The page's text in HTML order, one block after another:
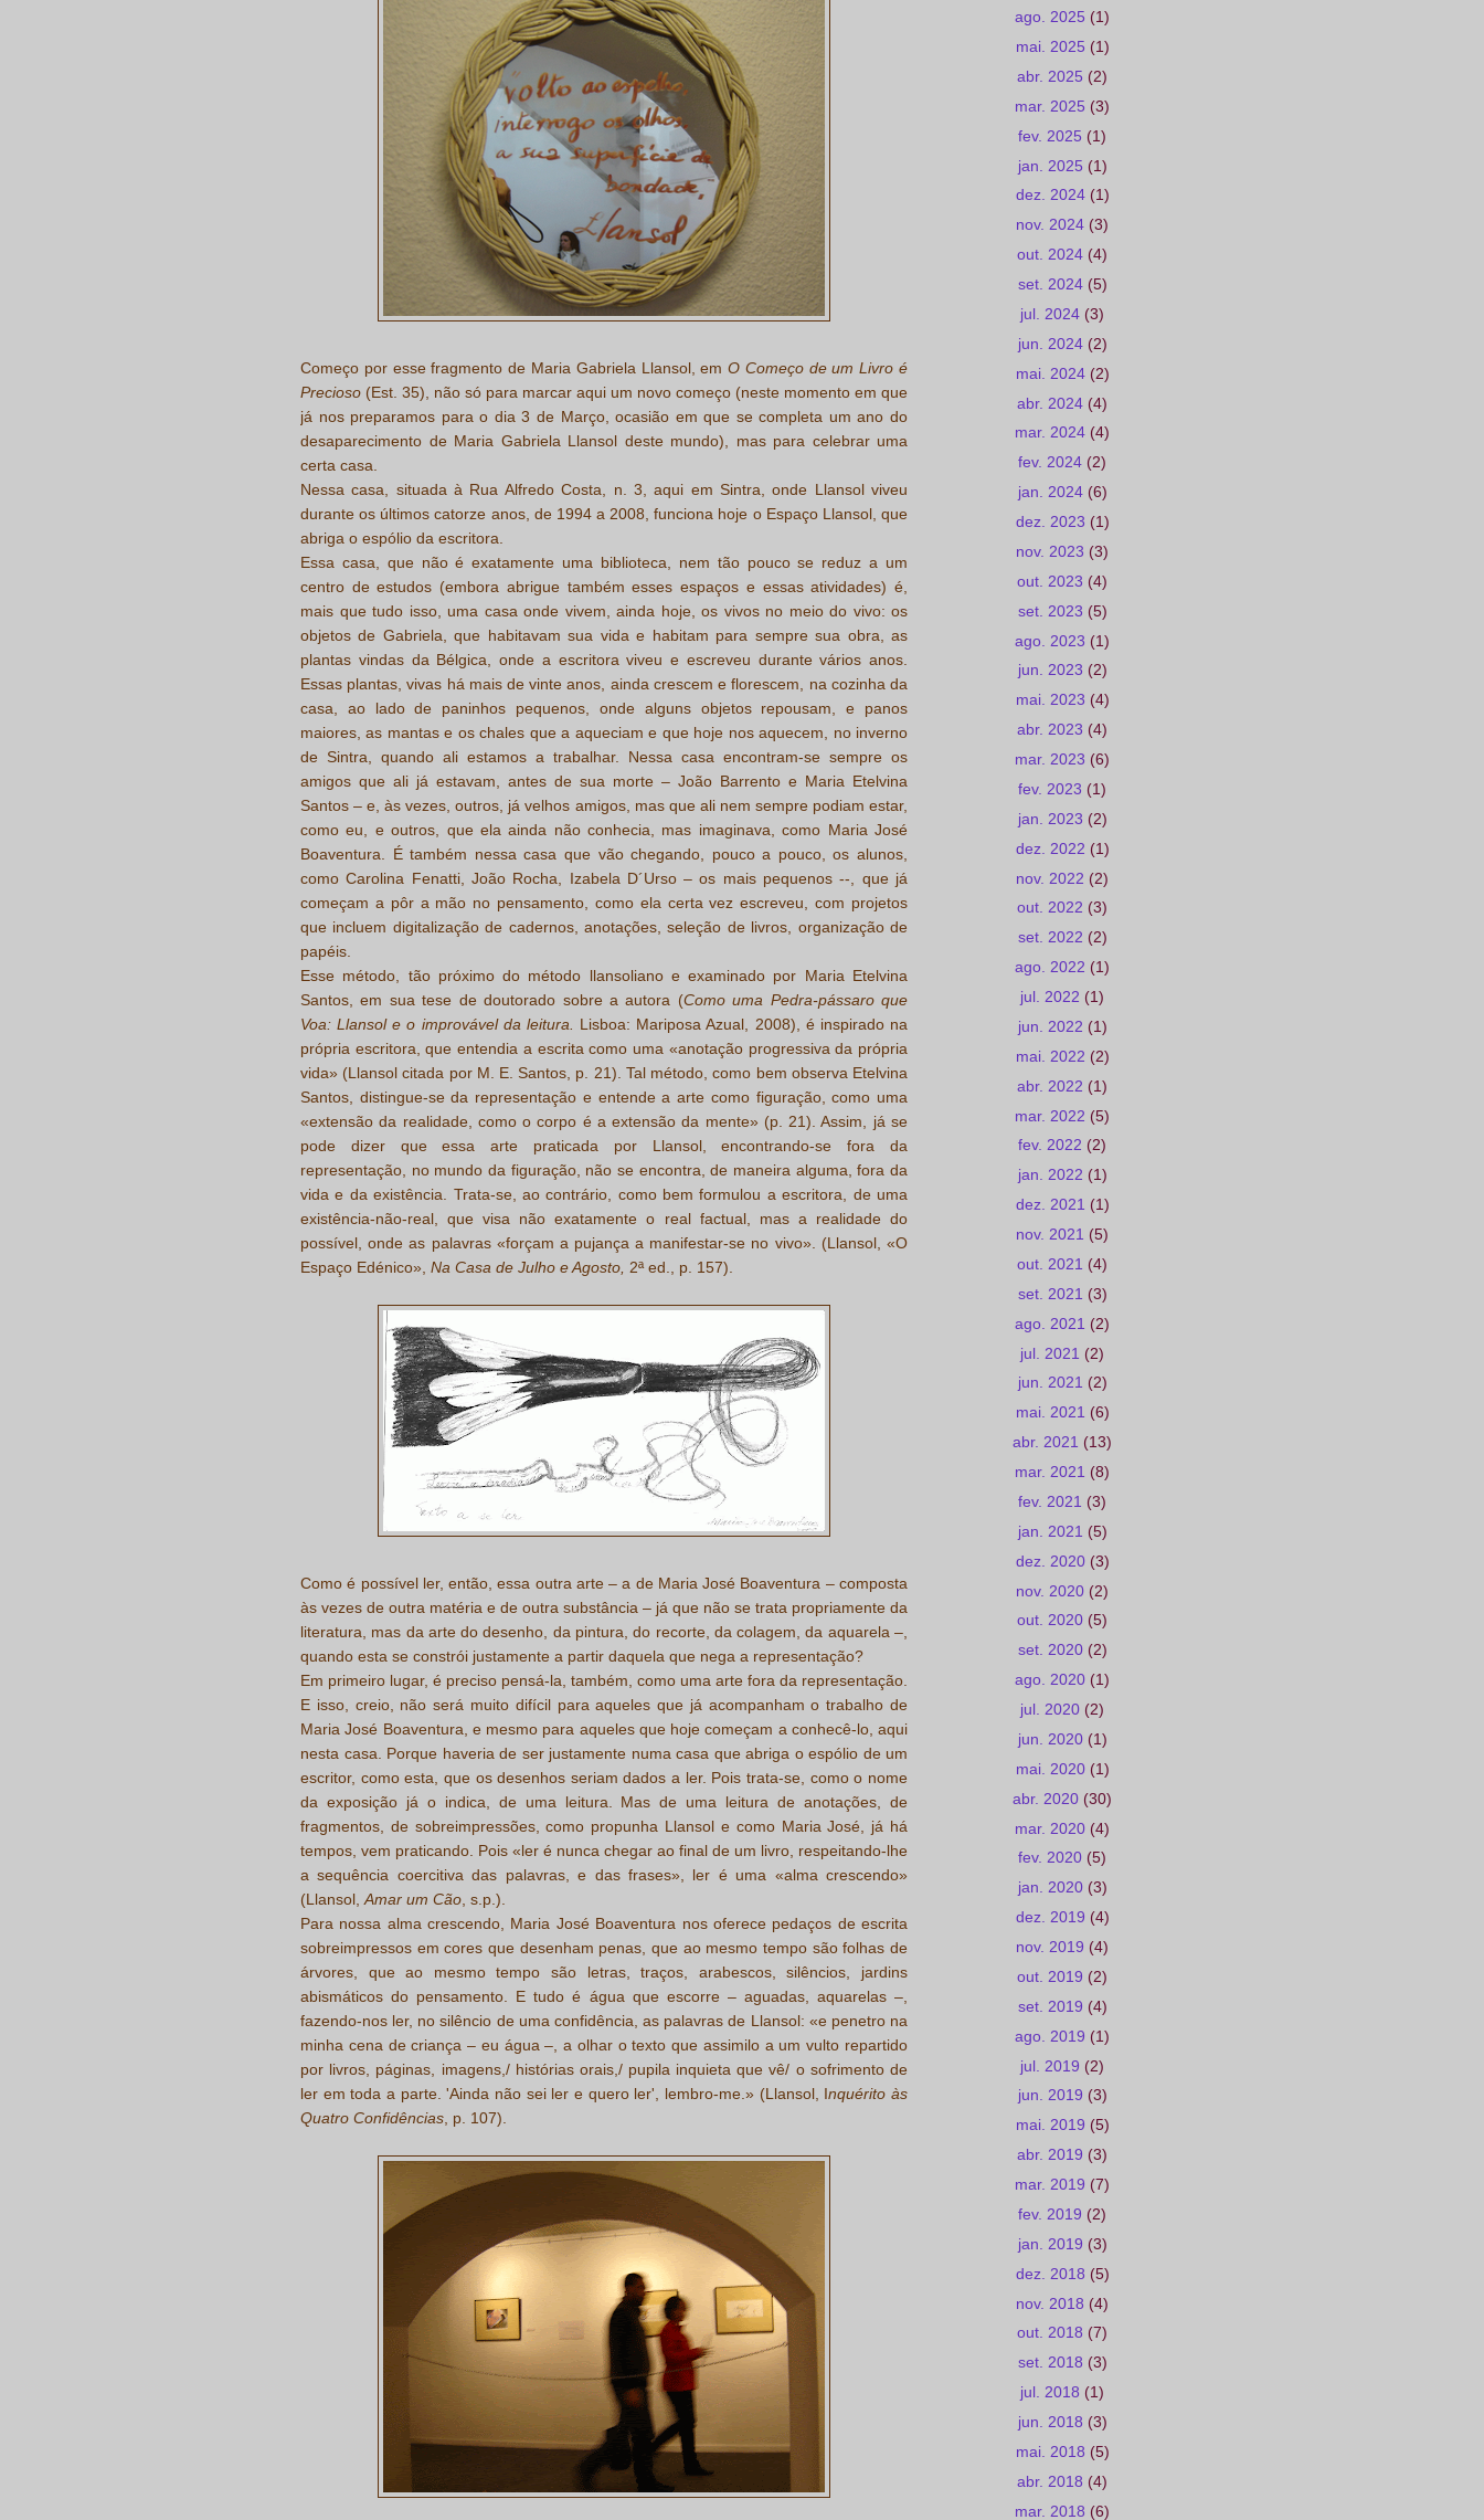
Começo por esse fragmento de Maria Gabriela Llansol, emO Começo de um Livro é
Precioso (Est. 35), não só para marcar aqui um novo começo (neste momento em que
já nos preparamos para o dia 3 de Março, ocasião em que se completa um ano do
desaparecimento de Maria Gabriela Llansol deste mundo), mas para celebrar uma
certa casa.
Nessa casa, situada à Rua Alfredo Costa, n. 3, aqui em Sintra, onde Llansol viveu
durante os últimos catorze anos, de 1994 a 2008, funciona hoje o Espaço Llansol, que
abriga o espólio da escritora.
Essa casa, que não é exatamente uma biblioteca, nem tão pouco se reduz a um
centro de estudos (embora abrigue também esses espaços e essas atividades) é,
mais que tudo isso, uma casa onde vivem, ainda hoje, os vivos no meio do vivo: os
objetos de Gabriela, que habitavam sua vida e habitam para sempre sua obra, as
plantas vindas da Bélgica, onde a escritora viveu e escreveu durante vários anos.
Essas plantas, vivas há mais de vinte anos, ainda crescem e florescem, na cozinha da
casa, ao lado de paninhos pequenos, onde alguns objetos repousam, e panos
maiores, as mantas e os chales que a aqueciam e que hoje nos aquecem, no inverno
de Sintra, quando ali estamos a trabalhar. Nessa casa encontram-se sempre os
amigos que ali já estavam, antes de sua morte – João Barrento e Maria Etelvina
Santos – e, às vezes, outros, já velhos amigos, mas que ali nem sempre podiam estar,
como eu, e outros, que ela ainda não conhecia, mas imaginava, como Maria José
Boaventura. É também nessa casa que vão chegando, pouco a pouco, os alunos,
como Carolina Fenatti, João Rocha, Izabela D´Urso – os mais pequenos --, que já
começam a pôr a mão no pensamento, como ela certa vez escreveu, com projetos
que incluem digitalização de cadernos, anotações, seleção de livros, organização de
papéis.
Esse método, tão próximo do método llansoliano e examinado por Maria Etelvina
Santos, em sua tese de doutorado sobre a autora (Como uma Pedra-pássaro que
Voa: Llansol e o improvável da leitura.
Lisboa: Mariposa Azual, 2008), é inspirado na
própria escritora, que entendia a escrita como uma «anotação progressiva da própria
vida» (Llansol citada por M. E. Santos, p. 21). Tal método, como bem observa Etelvina
Santos, distingue-se da representação e entende a arte como figuração, como uma
«extensão da realidade, como o corpo é a extensão da mente» (p. 21). Assim, já se
pode dizer que essa arte praticada por Llansol, encontrando-se fora da
representação, no mundo da figuração, não se encontra, de maneira alguma, fora da
vida e da existência. Trata-se, ao contrário, como bem formulou a escritora, de uma
existência-não-real, que visa não exatamente o real factual, mas a realidade do
possível, onde as palavras «forçam a pujança a manifestar-se no vivo». (Llansol, «O
Espaço Edénico», Na Casa de Julho e Agosto, 2ª ed., p. 157).
Como é possível ler, então, essa outra arte – a de Maria José Boaventura – composta
às vezes de outra matéria e de outra substância – já que não se trata propriamente da
literatura, mas da arte do desenho, da pintura, do recorte, da colagem, da aquarela –,
quando esta se constrói justamente a partir daquela que nega a representação?
Em primeiro lugar, é preciso pensá-la, também, como uma arte fora da representação.
E isso, creio, não será muito difícil para aqueles que já acompanham o trabalho de
Maria José Boaventura, e mesmo para aqueles que hoje começam a conhecê-lo, aqui
nesta casa. Porque haveria de ser justamente numa casa que abriga o espólio de um
escritor, como esta, que os desenhos seriam dados a ler. Pois trata-se, como o nome
da exposição já o indica, de uma leitura. Mas de uma leitura de anotações, de
fragmentos, de sobreimpressões, como propunha Llansol e como Maria José, já há
tempos, vem praticando. Pois «ler é nunca chegar ao final de um livro, respeitando-lhe
a sequência coercitiva das palavras, e das frases», ler é uma «alma crescendo»
(Llansol, Amar um Cão , s.p.).
Para nossa alma crescendo, Maria José Boaventura nos oferece pedaços de escrita
sobreimpressos em cores que desenham penas, que ao mesmo tempo são folhas de
árvores, que ao mesmo tempo são letras, traços, arabescos, silêncios, jardins
abismáticos do pensamento. E tudo é água que escorre – aguadas, aquarelas –,
fazendo-nos ler, no silêncio de uma confidência, as palavras de Llansol: «e penetro na
minha cena de criança – eu água –, a olhar o texto que assimilo a um vulto repartido
por livros, páginas, imagens,/ histórias orais,/ pupila inquieta que vê/ o sofrimento de
ler em toda a parte. 'Ainda não sei ler e quero ler', lembro-me.» (Llansol, Inquérito às
Quatro Confidências , p. 107).
ago. 2025 (1)
mai. 2025 (1)
abr. 2025 (2)
mar. 2025 (3)
fev. 2025 (1)
jan. 2025 (1)
dez. 2024(1)
nov. 2024 (3)
out. 2024 (4)
set. 2024(5)
jul. 2024 (3)
jun. 2024(2)
mai. 2024(2)
abr. 2024 (4)
mar. 2024 (4)
fev. 2024 (2)
jan. 2024(6)
dez. 2023 (1)
nov. 2023 (3)
out. 2023 (4)
set. 2023 (5)
ago. 2023 (1)
jun. 2023 (2)
mai. 2023 (4)
abr. 2023 (4)
mar. 2023 (6)
fev. 2023 (1)
jan. 2023 (2)
dez. 2022 (1)
nov. 2022 (2)
out. 2022 (3)
set. 2022 (2)
ago. 2022 (1)
jul. 2022 (1)
jun. 2022 (1)
mai. 2022 (2)
abr. 2022 (1)
mar. 2022 (5)
fev. 2022 (2)
jan. 2022 (1)
dez. 2021 (1)
nov. 2021 (5)
out. 2021 (4)
set. 2021 (3)
ago. 2021 (2)
jul. 2021 (2)
jun. 2021 (2)
mai. 2021 (6)
abr. 2021 (13)
mar. 2021 (8)
fev. 2021 (3)
jan. 2021 (5)
dez. 2020(3)
nov. 2020 (2)
out. 2020 (5)
set. 2020(2)
ago. 2020 (1)
jul. 2020 (2)
jun. 2020(1)
mai. 2020(1)
abr. 2020 (30)
mar. 2020 (4)
fev. 2020 (5)
jan. 2020(3)
dez. 2019 (4)
nov. 2019 (4)
out. 2019 (2)
set. 2019 (4)
ago. 2019 (1)
jul. 2019 (2)
jun. 2019 (3)
mai. 2019 (5)
abr. 2019 (3)
mar. 2019 (7)
fev. 2019 (2)
jan. 2019 (3)
dez. 2018 (5)
nov. 2018 (4)
out. 2018 (7)
set. 2018 (3)
jul. 2018 (1)
jun. 2018 (3)
mai. 2018 (5)
abr. 2018 (4)
mar. 2018 (6)